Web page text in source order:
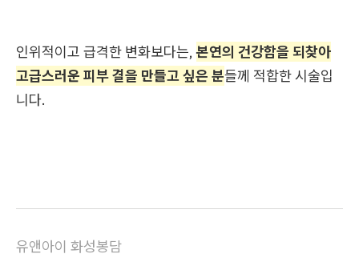
인위적이고 급격한 변화보다는,본연의 건강함을 되찾아
고급스러운 피부 결을 만들고 싶은 분들께 적합한 시술입
니다.
유앤아이 화성봉담